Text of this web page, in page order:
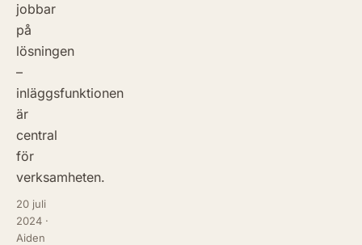
jobbar
på
lösningen
–
inläggsfunktionen
är
central
för
verksamheten.
20 juli
2024 ·
Aiden